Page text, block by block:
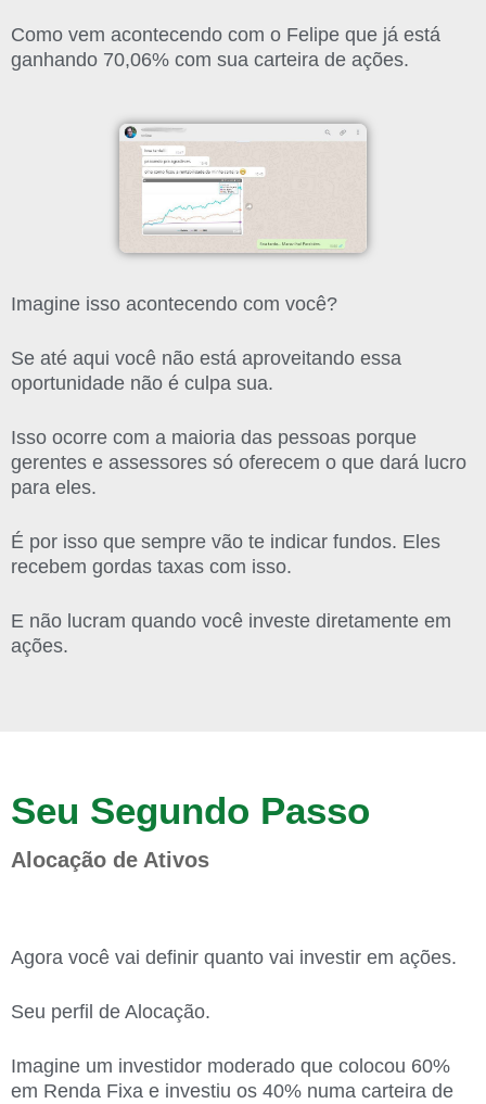
Como vem acontecendo com o Felipe que já está
ganhando 70,06% com sua carteira de ações.
Imagine isso acontecendo com você?
Se até aqui você não está aproveitando essa
oportunidade não é culpa sua.
Isso ocorre com a maioria das pessoas porque
gerentes e assessores só oferecem o que dará lucro
para eles.
É por isso que sempre vão te indicar fundos. Eles
recebem gordas taxas com isso.
E não lucram quando você investe diretamente em
ações.
Seu Segundo Passo
Alocação de Ativos
Agora você vai definir quanto vai investir em ações.
Seu perfil de Alocação.
Imagine um investidor moderado que colocou 60%
em Renda Fixa e investiu os 40% numa carteira de